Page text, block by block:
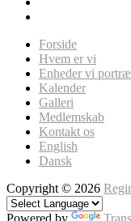
Forside
Hvem er vi
Enheder vi
Kalender
Galleri
Medlemskab
Kontakt os
English
Dansk
Copyright © 2026
Powered by